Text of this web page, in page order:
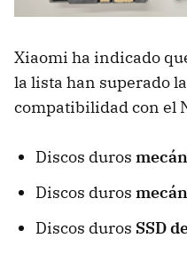
Xiaomi ha indicado
la lista han superado
compatibilidad con el
Discos duros
Discos duros
Discos duros SSD